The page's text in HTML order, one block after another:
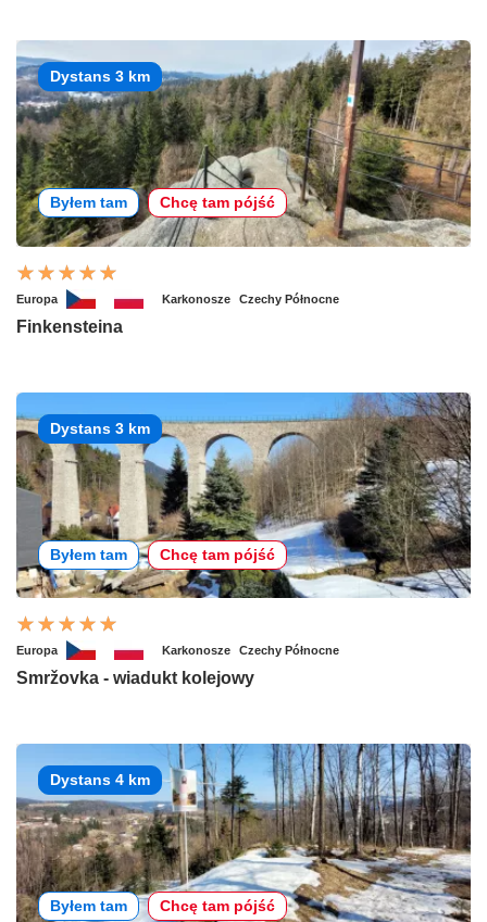
Dystans 3 km
Byłem tam Chcę tam pójść
Europa Karkonosze Czechy Północne
Finkensteina
Dystans 3 km
Byłem tam Chcę tam pójść
Europa Karkonosze Czechy Północne
Smržovka - wiadukt kolejowy
Dystans 4 km
Byłem tam Chcę tam pójść